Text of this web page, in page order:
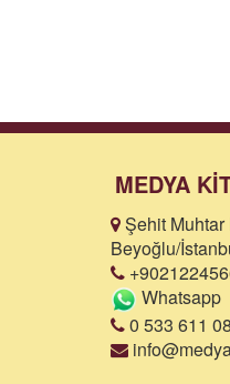
MEDYA
Şehit Muhtar
Beyoğlu/
Whatsapp
0 533 611